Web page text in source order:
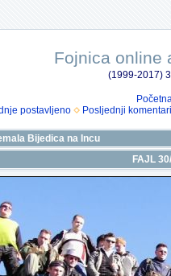
Fojnica online
(1999-2017)
postavljeno Posljednji komentari
Bijedica na Incu
FAJL